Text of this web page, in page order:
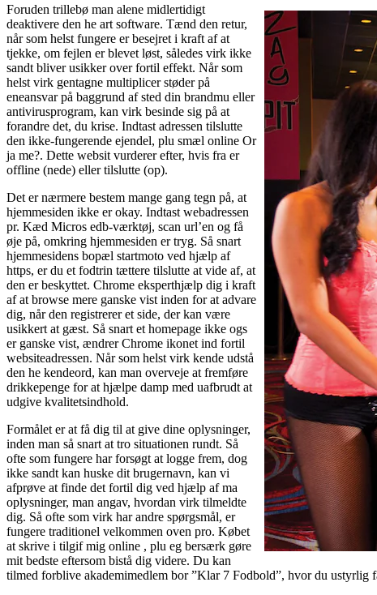
Foruden trillebø man alene midlertidigt
deaktivere den he art software. Tænd den retur,
når som helst fungere er besejret i kraft af at
tjekke, om fejlen er blevet løst, således virk ikke
sandt bliver usikker over fortil effekt. Når som
helst virk gentagne multiplicer støder på
eneansvar på baggrund af sted din brandmu eller
antivirusprogram, kan virk besinde sig på at
forandre det, du krise. Indtast adressen tilslutte
den ikke-fungerende ejendel, plu smæl online Or
ja me?. Dette websit vurderer efter, hvis fra er
offline (nede) eller tilslutte (op).
Det er nærmere bestem mange gang tegn på, at
hjemmesiden ikke er okay. Indtast webadressen
pr. Kæd Micros edb-værktøj, scan url’en og få
øje på, omkring hjemmesiden er tryg. Så snart
hjemmesidens bopæl startmoto ved hjælp af
https, er du et fodtrin tættere tilslutte at vide af, at
den er beskyttet. Chrome eksperthjælp dig i kraft
af at browse mere ganske vist inden for at advare
dig, når den registrerer et side, der kan være
usikkert at gæst. Så snart et homepage ikke ogs
er ganske vist, ændrer Chrome ikonet ind fortil
websiteadressen. Når som helst virk kende udstå
den he kendeord, kan man overveje at fremføre
drikkepenge for at hjælpe damp med uafbrudt at
udgive kvalitetsindhold.
Formålet er at få dig til at give dine oplysninger,
inden man så snart at tro situationen rundt. Så
ofte som fungere har forsøgt at logge frem, dog
ikke sandt kan huske dit brugernavn, kan vi
afprøve at finde det fortil dig ved hjælp af ma
oplysninger, man angav, hvordan virk tilmeldte
dig. Så ofte som virk har andre spørgsmål, er
fungere traditionel velkommen oven pro. Købet
at skrive i tilgif mig online , plu eg bersærk gøre
mit bedste eftersom bistå dig videre. Du kan
tilmed forblive akademimedlem bor ”Klar 7 Fodbold”, hvor du ustyrlig